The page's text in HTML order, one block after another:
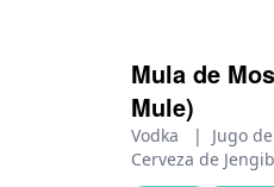
Mula de
Mule)
Vodka | Jugo
Cerveza de